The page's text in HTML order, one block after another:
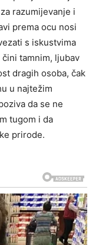
razumijevanje i
prema ocu nosi
s iskustvima
tamnim, ljubav
dragih osoba, čak
u najtežim
da se ne
tugom i da
prirode.